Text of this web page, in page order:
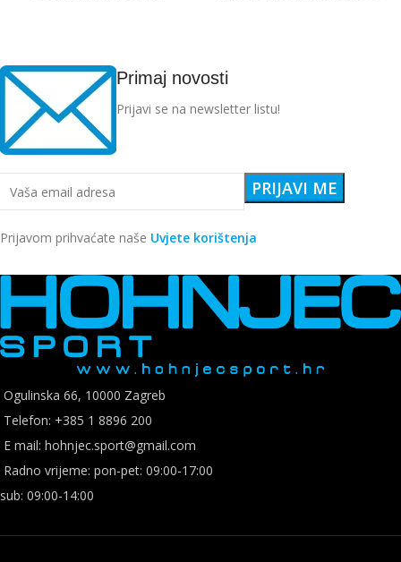
Primaj novosti
Prijavi se na newsletter listu!
Prijavom prihvaćate naše Uvjete korištenja
Ogulinska 66, 10000 Zagreb
Telefon: +385 1 8896 200
E mail: hohnjec.sport@gmail.com
Radno vrijeme: pon-pet: 09:00-17:00
sub: 09:00-14:00